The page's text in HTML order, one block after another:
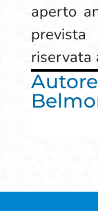
aperto
riservata